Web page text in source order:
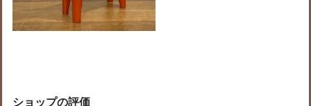
ショップの評価